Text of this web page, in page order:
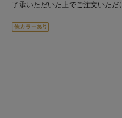
了承いただいた上でご注文いただ